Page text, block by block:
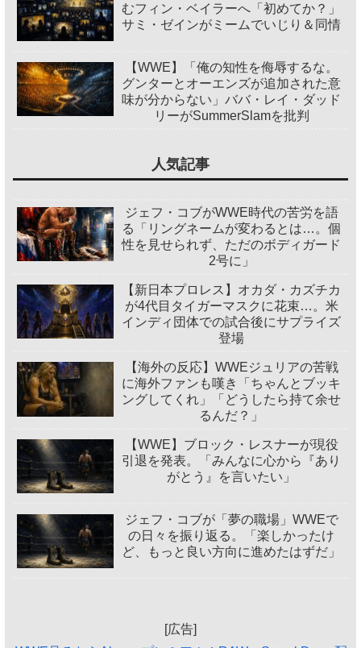
むフィン・ベイラーへ「初めてか？」
サミ・ゼインがミームでいじり＆同情
【WWE】「俺の知性を侮辱するな。
グンターとオーエンズが追加された意
味が分からない」ババ・レイ・ダッド
リーがSummerSlamを批判
人気記事
ジェフ・コブがWWE時代の苦労を語
る「リングネームが変わるとは…。個
性を見せられず、ただのボディガード
2号に」
【新日本プロレス】オカダ・カズチカ
が4代目タイガーマスクに花束…。米
インディ団体での試合後にサプライズ
登場
【海外の反応】WWEジュリアの苦戦
に海外ファンも嘆き「ちゃんとブッキ
ングしてくれ」「どうしたら持て余せ
るんだ？」
【WWE】ブロック・レスナーが現役
引退を発表。「みんなに心から『あり
がとう』を言いたい」
ジェフ・コブが「夢の職場」WWEで
の日々を振り返る。「楽しかったけ
ど、もっと良い方向に進めたはずだ」
[広告]